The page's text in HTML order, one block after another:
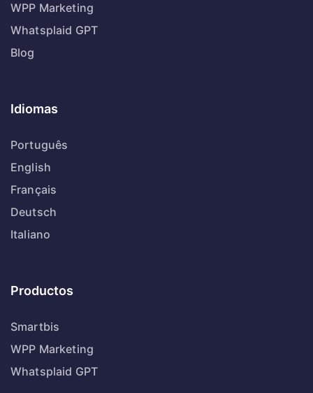
WPP Marketing
Whatsplaid GPT
Blog
Idiomas
Português
English
Français
Deutsch
Italiano
Productos
Smartbis
WPP Marketing
Whatsplaid GPT